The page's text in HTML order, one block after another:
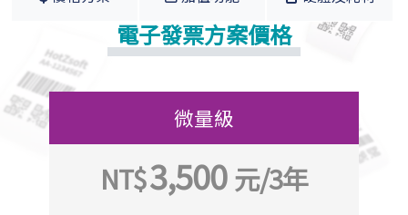
電子發票方案價格
微量級
3,500